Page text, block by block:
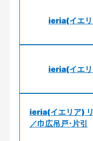
ieria(イエリ
ieria(イエリ
ieria(イエリア) リ
／巾広吊戸･片引